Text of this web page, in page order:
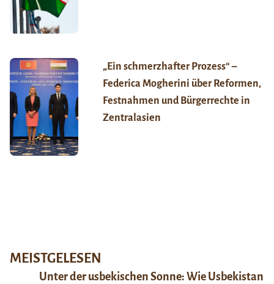
„Ein schmerzhafter Prozess“ –
Federica Mogherini über Reformen,
Festnahmen und Bürgerrechte in
Zentralasien
MEISTGELESEN
Unter der usbekischen Sonne: Wie Usbekistan